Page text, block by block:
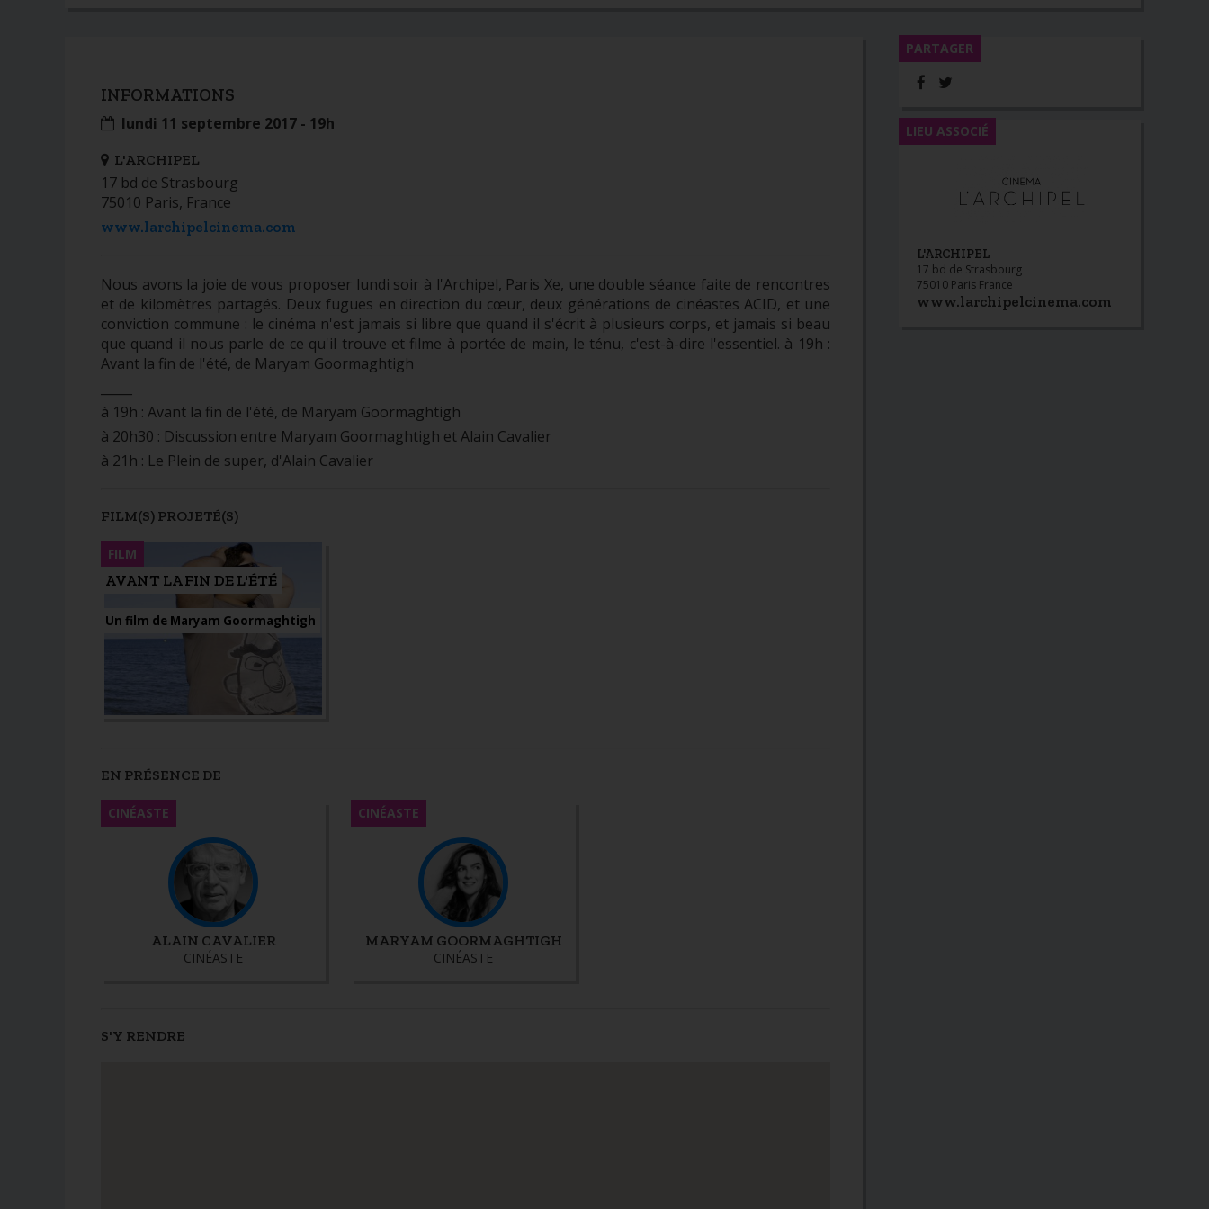
INFORMATIONS
lundi 11 septembre 2017 - 19h
L'ARCHIPEL
17 bd de Strasbourg
75010 Paris, France
www.larchipelcinema.com
Nous avons la joie de vous proposer lundi soir à l'Archipel, Paris Xe, une double séance faite de rencontres
et de kilomètres partagés. Deux fugues en direction du cœur, deux générations de cinéastes ACID, et une
conviction commune : le cinéma n'est jamais si libre que quand il s'écrit à plusieurs corps, et jamais si beau
que quand il nous parle de ce qu'il trouve et filme à portée de main, le ténu, c'est-à-dire l'essentiel. à 19h :
Avant la fin de l'été, de Maryam Goormaghtigh
à 19h : Avant la fin de l'été, de Maryam Goormaghtigh
à 20h30 : Discussion entre Maryam Goormaghtigh et Alain Cavalier
à 21h : Le Plein de super, d'Alain Cavalier
FILM(S) PROJETÉ(S)
AVANT LA FIN DE L'ÉTÉ
Un film de Maryam Goormaghtigh
FILM
EN PRÉSENCE DE
ALAIN CAVALIER
CINÉASTE
CINÉASTE
MARYAM GOORMAGHTIGH
CINÉASTE
CINÉASTE
S'Y RENDRE
PARTAGER
L'ARCHIPEL
17 bd de Strasbourg
75010 Paris France
www.larchipelcinema.com
LIEU ASSOCIÉ